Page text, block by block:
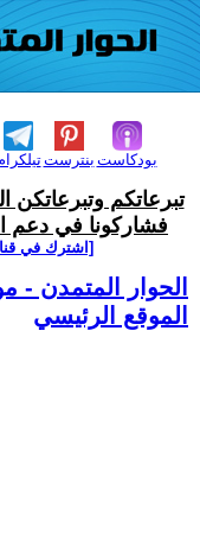
بنترست بودكاست
تبرعاتكم وتبرعاتكن
فشاركونا في دعم
[اشترك في
الحوار المتمدن -
الموقع الرئيسي